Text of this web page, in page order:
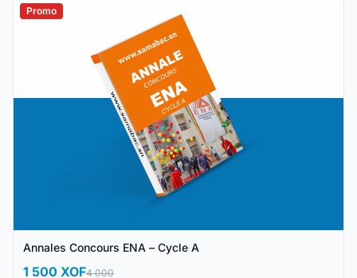
Promo
Annales Concours ENA – Cycle A
1 500 XOF4 000